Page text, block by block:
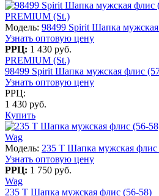
PREMIUM (St.)
Модель: 98499 Spirit Шапка
Узнать оптовую цену
РРЦ: 1 430 руб.
PREMIUM (St.)
98499 Spirit Шапка мужская флис
Узнать оптовую цену
РРЦ:
1 430 руб.
Купить
Wag
Модель: 235 T Шапка мужская флис
Узнать оптовую цену
РРЦ: 1 750 руб.
Wag
235 T Шапка мужская флис (56-58)